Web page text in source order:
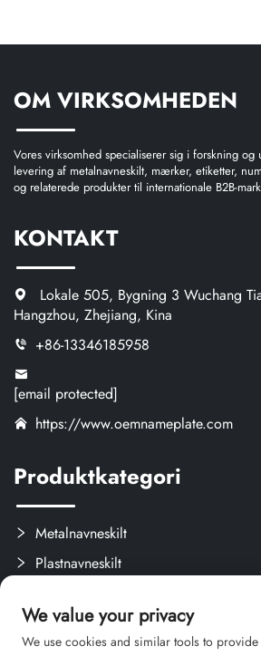
OM VIRKSOMHEDEN
Vores virksomhed specialiserer sig i forskning
levering af metalnavneskilt, mærker, etiketter,
og relaterede produkter til internationale B2B-
KONTAKT
Lokale 505, Bygning 3 Wuchang
Hangzhou, Zhejiang, Kina
+86-13346185958
[email protected]
https://www.oemnameplate.com
Produktkategori
Metalnavneskilt
Plastnavneskilt
Brugerdefinerede Kreativprodukter
We value your privacy
We use cookies and similar tools to